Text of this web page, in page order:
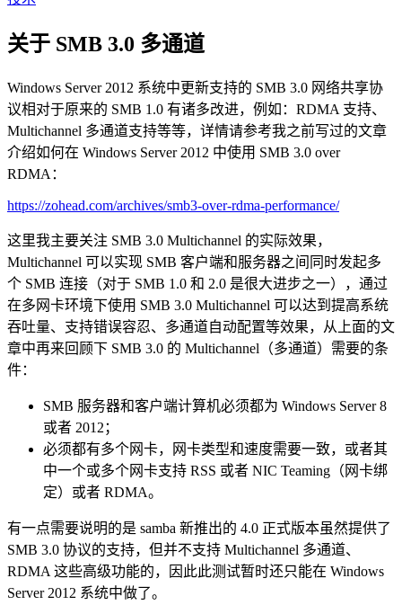
关于 SMB 3.0 多通道
Windows Server 2012 系统中更新支持的 SMB 3.0 网络共享协
议相对于原来的 SMB 1.0 有诸多改进，例如：RDMA 支持、
Multichannel 多通道支持等等，详情请参考我之前写过的文章
介绍如何在 Windows Server 2012 中使用 SMB 3.0 over
RDMA：
https://zohead.com/archives/smb3-over-rdma-performance/
这里我主要关注 SMB 3.0 Multichannel 的实际效果，
Multichannel 可以实现 SMB 客户端和服务器之间同时发起多
个 SMB 连接（对于 SMB 1.0 和 2.0 是很大进步之一），通过
在多网卡环境下使用 SMB 3.0 Multichannel 可以达到提高系统
吞吐量、支持错误容忍、多通道自动配置等效果，从上面的文
章中再来回顾下 SMB 3.0 的 Multichannel（多通道）需要的条
件：
SMB 服务器和客户端计算机必须都为 Windows Server 8
或者 2012；
必须都有多个网卡，网卡类型和速度需要一致，或者其
中一个或多个网卡支持 RSS 或者 NIC Teaming（网卡绑
定）或者 RDMA。
有一点需要说明的是 samba 新推出的 4.0 正式版本虽然提供了
SMB 3.0 协议的支持，但并不支持 Multichannel 多通道、
RDMA 这些高级功能的，因此此测试暂时还只能在 Windows
Server 2012 系统中做了。